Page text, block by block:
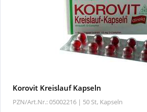
Korovit Kreislauf Kapseln
PZN/Art.Nr.: 05002216 | 50 St, Kapseln